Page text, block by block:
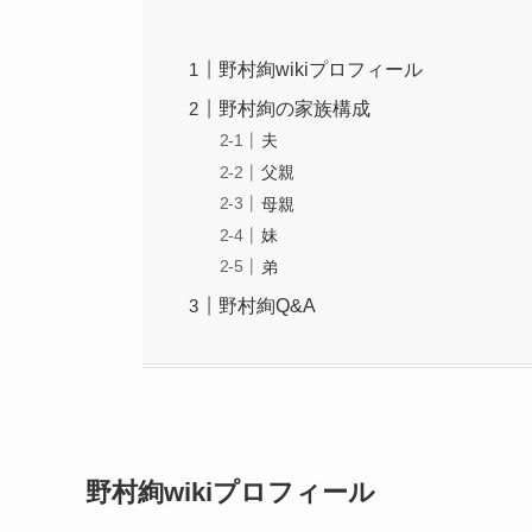
野村絢wikiプロフィール
野村絢の家族構成
夫
父親
母親
妹
弟
野村絢Q&A
野村絢wikiプロフィール